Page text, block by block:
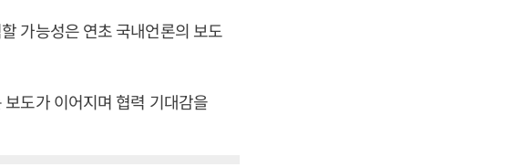
가능성은 연초 국내언론의 보도
도가 이어지며 협력 기대감을